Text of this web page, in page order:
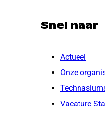
Snel naar
Actueel
Onze
Vacature